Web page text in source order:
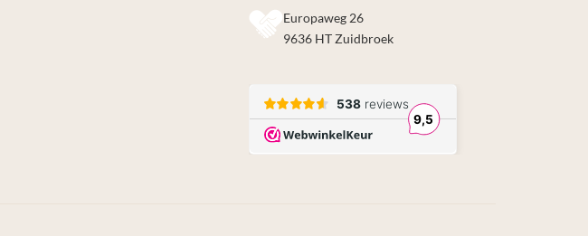
Europaweg 26
9636 HT Zuidbroek